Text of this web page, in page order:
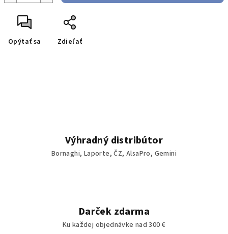
Opýtať sa Zdieľať
Výhradný distribútor
Bornaghi, Laporte, ČZ, AlsaPro, Gemini
Darček zdarma
Ku každej objednávke nad 300 €